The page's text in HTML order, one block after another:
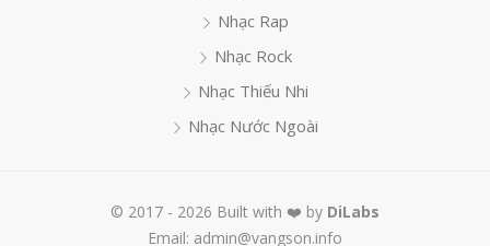
Nhạc Rap
Nhạc Rock
Nhạc Thiếu Nhi
Nhạc Nước Ngoài
© 2017 - 2026 Built with ❤️ by DiLabs
Email: admin@vangson.info